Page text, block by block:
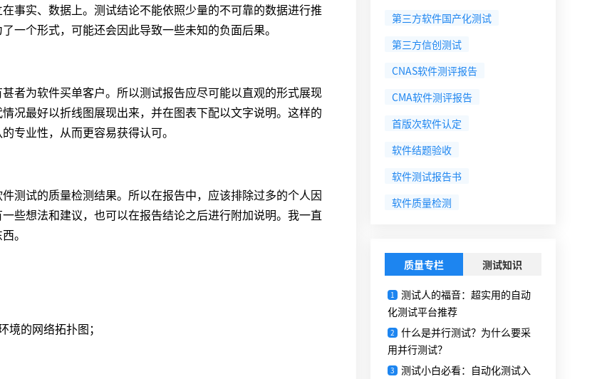
事实、数据上。测试结论不能依照少量的不可靠的数据进行推
一个形式，可能还会因此导致一些未知的负面后果。
者为软件买单客户。所以测试报告应尽可能以直观的形式展现
况最好以折线图展现出来，并在图表下配以文字说明。这样的
专业性，从而更容易获得认可。
测试的质量检测结果。所以在报告中，应该排除过多的个人因
些想法和建议，也可以在报告结论之后进行附加说明。我一直
。
的网络拓扑图；
第三方软件国产化测试
第三方信创测试
CNAS软件测评报告
CMA软件测评报告
首版次软件认定
软件结题验收
软件测试报告书
软件质量检测
质量专栏 测试知识
1
测试人的福音：超实用的自动
化测试平台推荐
2
什么是并行测试？为什么要采
用并行测试？
3
测试小白必看：自动化测试入